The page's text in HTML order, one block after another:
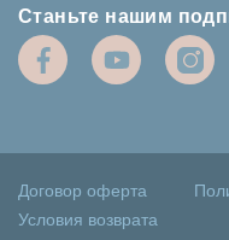
Станьте нашим
Договор оферта
Условия возврата